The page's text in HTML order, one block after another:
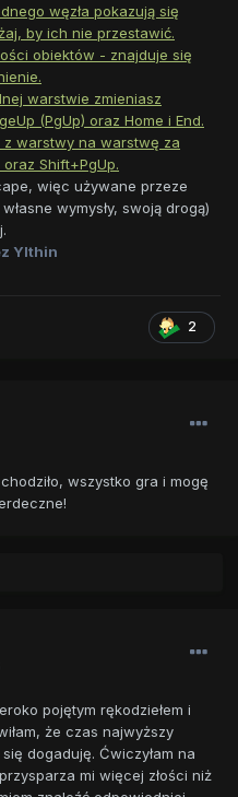
węzła pokazują się
by ich nie przestawić.
obiektów - znajduje się
warstwie zmieniasz
(PgUp) oraz Home i End.
warstwy na warstwę za
Shift+PgUp.
więc używane przeze
wymysły, swoją drogą)
Ylthin
2
wszystko gra i mogę
pojętym rękodziełem i
że czas najwyższy
dogaduję. Ćwiczyłam na
mi więcej złości niż